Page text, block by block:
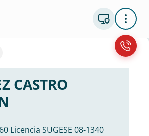
CASTRO
Licencia SUGESE 08-1340